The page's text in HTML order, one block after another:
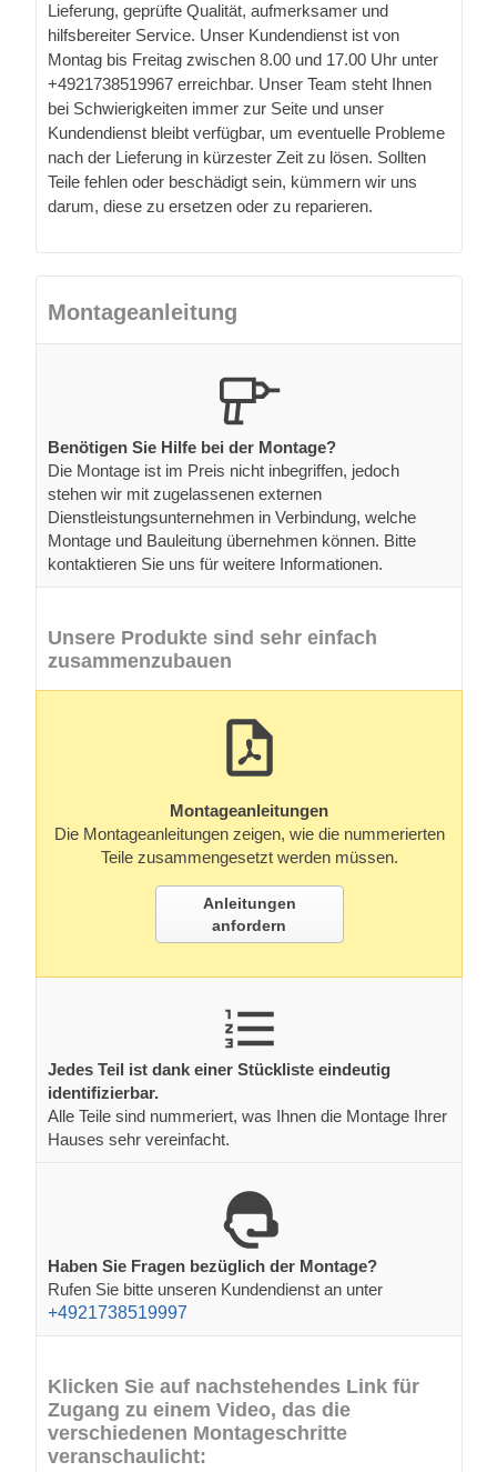
Lieferung, geprüfte Qualität, aufmerksamer und
hilfsbereiter Service. Unser Kundendienst ist von
Montag bis Freitag zwischen 8.00 und 17.00 Uhr unter
+4921738519967 erreichbar. Unser Team steht Ihnen
bei Schwierigkeiten immer zur Seite und unser
Kundendienst bleibt verfügbar, um eventuelle Probleme
nach der Lieferung in kürzester Zeit zu lösen. Sollten
Teile fehlen oder beschädigt sein, kümmern wir uns
darum, diese zu ersetzen oder zu reparieren.
Montageanleitung
Benötigen Sie Hilfe bei der Montage?
Die Montage ist im Preis nicht inbegriffen, jedoch
stehen wir mit zugelassenen externen
Dienstleistungsunternehmen in Verbindung, welche
Montage und Bauleitung übernehmen können. Bitte
kontaktieren Sie uns für weitere Informationen.
Unsere Produkte sind sehr einfach
zusammenzubauen
Montageanleitungen
Die Montageanleitungen zeigen, wie die nummerierten
Teile zusammengesetzt werden müssen.
Anleitungen
anfordern
Jedes Teil ist dank einer Stückliste eindeutig
identifizierbar.
Alle Teile sind nummeriert, was Ihnen die Montage Ihrer
Hauses sehr vereinfacht.
Haben Sie Fragen bezüglich der Montage?
Rufen Sie bitte unseren Kundendienst an unter
+4921738519997
Klicken Sie auf nachstehendes Link für
Zugang zu einem Video, das die
verschiedenen Montageschritte
veranschaulicht: